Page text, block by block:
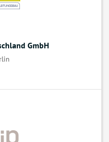
GmbH